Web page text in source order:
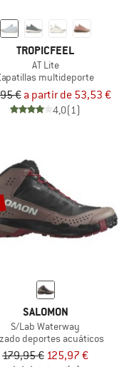
TROPICFEEL
AT Lite
multideporte
€ a partir de 53,53 €
4,0(1)
SALOMON
S/Lab Waterway
deportes acuáticos
179,95 € 125,97 €